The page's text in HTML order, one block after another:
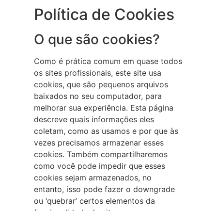
Política de Cookies
O que são cookies?
Como é prática comum em quase todos
os sites profissionais, este site usa
cookies, que são pequenos arquivos
baixados no seu computador, para
melhorar sua experiência. Esta página
descreve quais informações eles
coletam, como as usamos e por que às
vezes precisamos armazenar esses
cookies. Também compartilharemos
como você pode impedir que esses
cookies sejam armazenados, no
entanto, isso pode fazer o downgrade
ou ‘quebrar’ certos elementos da